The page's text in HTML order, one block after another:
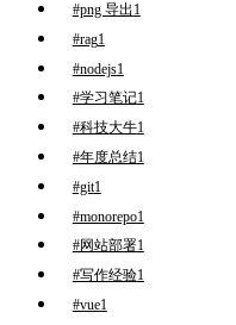
#png 导出1
#rag1
#nodejs1
#学习笔记1
#科技大牛1
#年度总结1
#git1
#monorepo1
#网站部署1
#写作经验1
#vue1